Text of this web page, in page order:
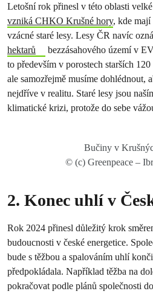
Letošní rok přinesl v této oblasti
vzniká CHKO Krušné hory, kde
vzácné staré lesy. Lesy ČR navíc
hektarů
bezzásahového území v
to především v porostech starších
ale samozřejmě musíme dohlédnout,
nejdříve v realitu. Staré lesy jsou
klimatické krizi, protože do sebe
Bučiny v
© (c) Greenpeace –
2. Konec uhlí v
Rok 2024 přinesl důležitý krok
budoucnosti v české energetice.
bude s těžbou a spalováním uhlí
předpokládala. Například těžba na
pokračovat podle plánů společnosti